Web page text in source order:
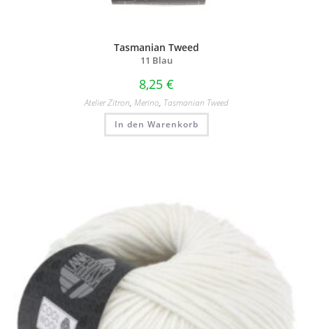
Tasmanian Tweed
11 Blau
8,25 €
Atelier Zitron, Merino, Tasmanian Tweed
In den Warenkorb